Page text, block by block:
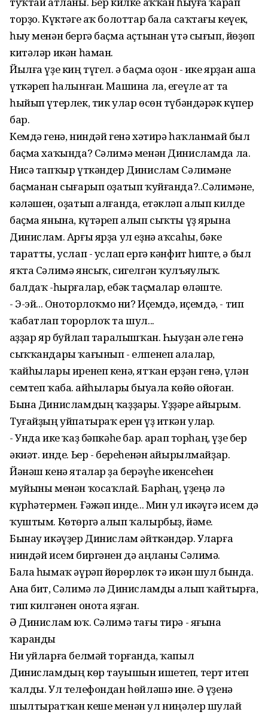
торҙо. Күктәге аҡ болоттар бала саҡтағы кеүек,
һыу менән бергә баҫма аҫтынан үтә сығып, йөҙөп
китәләр икән һаман.
Йылға үҙе киң түгел. ә баҫма оҙон - ике ярҙан аша
үткәреп һалынған. Машина ла, егеүле ат та
һыйып үтерлек, тик улар өсөн түбәндәрәк күпер
бар.
Кемдә генә, ниндәй генә хәтирә һаҡланмай был
баҫма хаҡында? Сәлимә менән Динисламда ла.
Нисә тапҡыр үткәндер Динислам Сәлимәне
баҫманан сығарып оҙатып ҡуйғанда?..Сәлимәне,
кәләшен, оҙатып алғанда, етәкләп алып килде
баҫма янына, күтәреп алып сыҡты үҙ ярына
Динислам. Арғы ярҙа ул еҙнә аҡсаһы, бәке
таратты, услап - услап ергә кәнфит һипте, ә был
яҡта Сәлимә янсыҡ, сигелгән ҡулъяулыҡ.
балдаҡ -һырғалар, ебәк таҫмалар өләште.
- Э-эй... Оноторлоҡмо ни? Иҫемдә, иҫемдә, - тип
ҡабатлап торорлоҡ та шул...
Ҡаҙҙар яр буйлап таралышҡан. Һыуҙан әле генә
сыҡҡандары ҡағынып - елпенеп алалар,
ҡайһылары иренеп кенә, ятҡан ерҙән генә, үлән
семтеп ҡаба. Ҡайһылары быуала көйө ойоған.
Бына Динисламдың ҡаҙҙары. Үҙҙәре айырым.
Туғайҙың уйпатыраҡ ерен үҙ иткән улар.
- Унда ике ҡаҙ бәпкәһе бар. Ҡарап торһаң, үҙе бер
әкиәт. инде. Ьер - береһенән айырылмайҙар.
Йәнәш кенә яталар ҙа берәүһе икенсеһен
муйыны менән ҡосаҡлай. Барһаң, үҙеңә лә
күрһәтермен. Ғәжәп инде... Мин ул икәүгә исем дә
ҡуштым. Көтөргә алып ҡалырбыҙ, йәме.
Бынау икәүҙер Динислам әйткәндәр. Уларға
ниндәй исем биргәнен дә аңланы Сәлимә.
Бала һымаҡ әүрәп йөрөрлөк тә икән шул бында.
Ана бит, Сәлимә лә Динисламды алып ҡайтырға,
тип килгәнен онота яҙған.
Ә Динислам юҡ. Сәлимә тағы тирә - яғына
ҡаранды
Ни уйларға белмәй торғанда, ҡапыл
Динисламдың көр тауышын ишетеп, терт итеп
ҡалды. Ул телефондан һөйләшә ине. Ә үҙенә
шылтыратҡан кеше менән ул ниңәлер шулай